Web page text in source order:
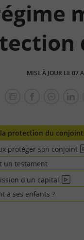
MISE À JOUR LE 07
protection du conjoint
protéger son conjoint
un testament
d'un capital En
à ses enfants ?